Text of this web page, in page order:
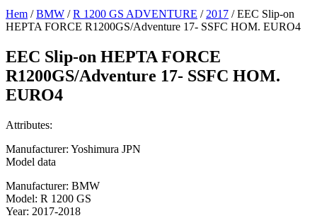
Hem /BMW /R 1200 GS ADVENTURE / 2017 / EEC Slip-on
HEPTA FORCE R1200GS/Adventure 17- SSFC HOM. EURO4
EEC Slip-on HEPTA FORCE
R1200GS/Adventure 17- SSFC HOM.
EURO4
Attributes:
Manufacturer: Yoshimura JPN
Model data
Manufacturer: BMW
Model: R 1200 GS
Year: 2017-2018